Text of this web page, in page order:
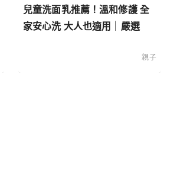
兒童洗面乳推薦！溫和修護 全
家安心洗 大人也適用｜嚴選
親子